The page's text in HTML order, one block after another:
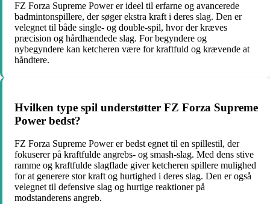
FZ Forza Supreme Power er ideel til erfarne og avancerede
badmintonspillere, der søger ekstra kraft i deres slag. Den er
velegnet til både single- og double-spil, hvor der kræves
præcision og hårdhændede slag. For begyndere og
nybegyndere kan ketcheren være for kraftfuld og krævende at
håndtere.
Hvilken type spil understøtter FZ Forza Supreme
Power bedst?
FZ Forza Supreme Power er bedst egnet til en spillestil, der
fokuserer på kraftfulde angrebs- og smash-slag. Med dens stive
ramme og kraftfulde slagflade giver ketcheren spillere mulighed
for at generere stor kraft og hurtighed i deres slag. Den er også
velegnet til defensive slag og hurtige reaktioner på
modstanderens angreb.